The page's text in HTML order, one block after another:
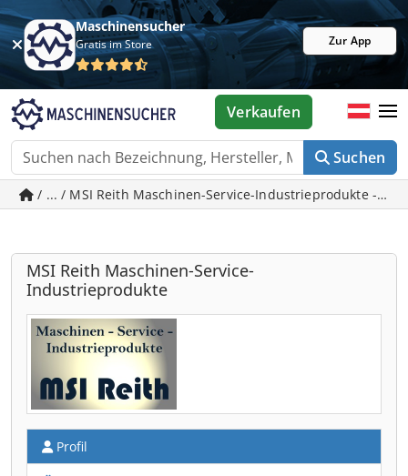
Maschinensucher
Gratis im Store Zur App
Suchen
Verkaufen
/ ... / MSI Reith Maschinen-Service-Industrieprodukte -
MSI Reith Maschinen-Service-
Industrieprodukte
Profil